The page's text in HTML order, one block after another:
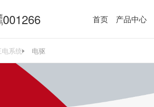
001266 首页 产品中心
电系统 电驱